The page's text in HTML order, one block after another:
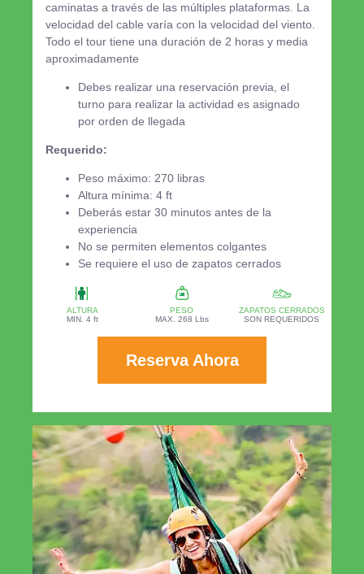
caminatas a través de las múltiples plataformas. La
velocidad del cable varía con la velocidad del viento.
Todo el tour tiene una duración de 2 horas y media
aproximadamente
Debes realizar una reservación previa, el
turno para realizar la actividad es asignado
por orden de llegada
Requerido:
Peso máximo: 270 libras
Altura mínima: 4 ft
Deberás estar 30 minutos antes de la
experiencia
No se permiten elementos colgantes
Se requiere el uso de zapatos cerrados
ALTURA
MIN. 4 ft
PESO
MAX. 268 Lbs
ZAPATOS CERRADOS
SON REQUERIDOS
Reserva Ahora